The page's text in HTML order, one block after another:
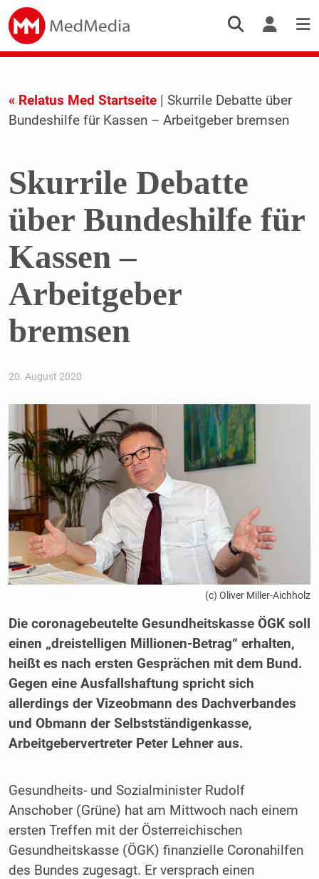
« Relatus Med Startseite| Skurrile Debatte über
Bundeshilfe für Kassen – Arbeitgeber bremsen
Skurrile Debatte
über Bundeshilfe für
Kassen –
Arbeitgeber
bremsen
20. August 2020
(c) Oliver Miller-Aichholz
Die coronagebeutelte Gesundheitskasse ÖGK soll
einen „dreistelligen Millionen-Betrag“ erhalten,
heißt es nach ersten Gesprächen mit dem Bund.
Gegen eine Ausfallshaftung spricht sich
allerdings der Vizeobmann des Dachverbandes
und Obmann der Selbstständigenkasse,
Arbeitgebervertreter Peter Lehner aus.
Gesundheits- und Sozialminister Rudolf
Anschober (Grüne) hat am Mittwoch nach einem
ersten Treffen mit der Österreichischen
Gesundheitskasse (ÖGK) finanzielle Coronahilfen
des Bundes zugesagt. Er versprach einen